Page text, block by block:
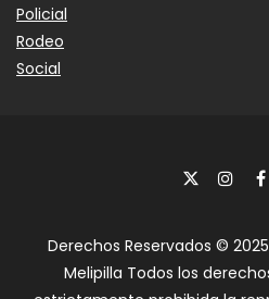
Policial
Rodeo
Social
Derechos Reservados ©
Melipilla Todos los